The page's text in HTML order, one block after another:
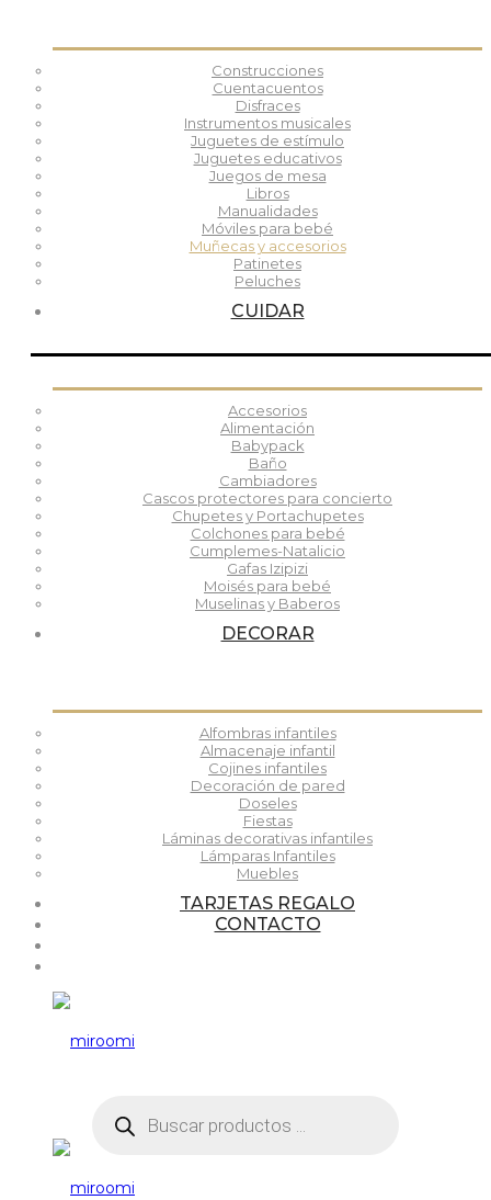
Construcciones
Cuentacuentos
Disfraces
Instrumentos musicales
Juguetes de estímulo
Juguetes educativos
Juegos de mesa
Libros
Manualidades
Móviles para bebé
Muñecas y accesorios
Patinetes
Peluches
CUIDAR
Accesorios
Alimentación
Babypack
Baño
Cambiadores
Cascos protectores para concierto
Chupetes y Portachupetes
Colchones para bebé
Cumplemes-Natalicio
Gafas Izipizi
Moisés para bebé
Muselinas y Baberos
DECORAR
Alfombras infantiles
Almacenaje infantil
Cojines infantiles
Decoración de pared
Doseles
Fiestas
Láminas decorativas infantiles
Lámparas Infantiles
Muebles
TARJETAS REGALO
CONTACTO
productos